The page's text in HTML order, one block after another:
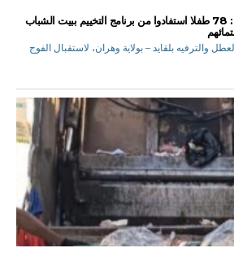
وهران ترحب بأطفال الجالية : 78 طفلا استفادوا من برنامج التخييم ببيت الشباب
العطل والترفيه بلقايد – بولاية وهران، لاستقبال الفوج